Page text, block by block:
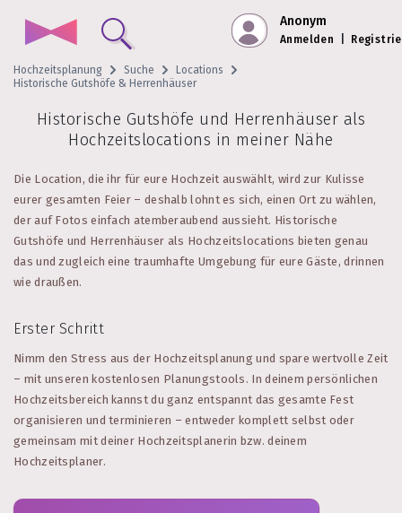
Anonym
Anmelden
Hochzeitsplanung Suche
Locations
Historische Gutshöfe & Herrenhäuser
Historische Gutshöfe und Herrenhäuser als
Hochzeitslocations in meiner Nähe
Die Location, die ihr für eure Hochzeit auswählt, wird zur Kulisse
eurer gesamten Feier – deshalb lohnt es sich, einen Ort zu wählen,
der auf Fotos einfach atemberaubend aussieht. Historische
Gutshöfe und Herrenhäuser als Hochzeitslocations bieten genau
das und zugleich eine traumhafte Umgebung für eure Gäste, drinnen
wie draußen.
Erster Schritt
Nimm den Stress aus der Hochzeitsplanung und spare wertvolle Zeit
– mit unseren kostenlosen Planungstools. In deinem persönlichen
Hochzeitsbereich kannst du ganz entspannt das gesamte Fest
organisieren und terminieren – entweder komplett selbst oder
gemeinsam mit deiner Hochzeitsplanerin bzw. deinem
Hochzeitsplaner.